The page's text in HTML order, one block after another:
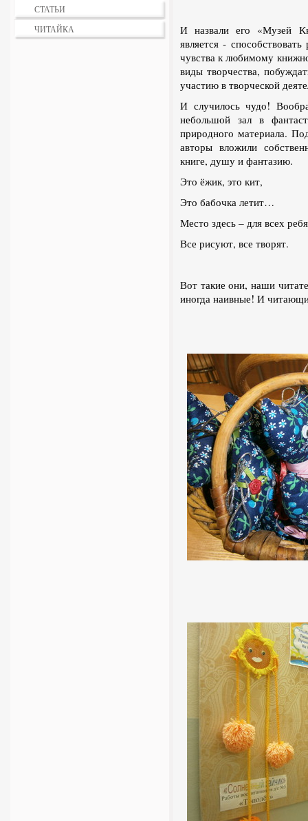
СТАТЬИ
ЧИТАЙКА
И назвали его «Музей
является -
чувства к любимому
виды творчества,
участию в творческой
И случилось чудо!
небольшой зал в
природного материала.
авторы вложили
книге, душу и фантазию.
Это ёжик, это кит,
Это бабочка летит…
Место здесь – для всех
Все рисуют, все творят.
Вот такие они, наши
иногда наивные! И